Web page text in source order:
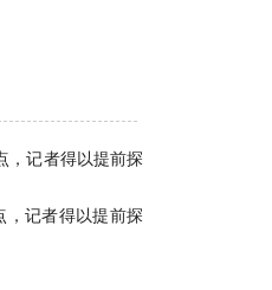
，记者得以提前探
记者得以提前探